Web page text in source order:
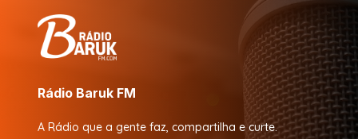
Rádio Baruk FM
A Rádio que a gente faz, compartilha e curte.